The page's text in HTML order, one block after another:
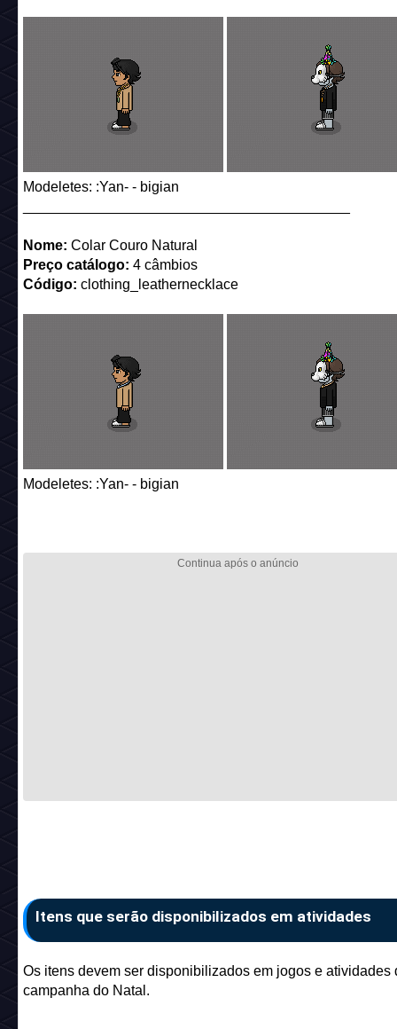
Modeletes: :Yan- - bigian
Nome: Colar Couro Natural
Preço catálogo: 4 câmbios
Código: clothing_leathernecklace
Modeletes: :Yan- - bigian
Itens que serão disponibilizados em atividades
Os itens devem ser disponibilizados em jogos e atividades
campanha do Natal.